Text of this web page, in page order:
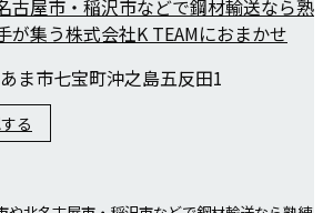
ま市七宝町沖之島五反田1
る